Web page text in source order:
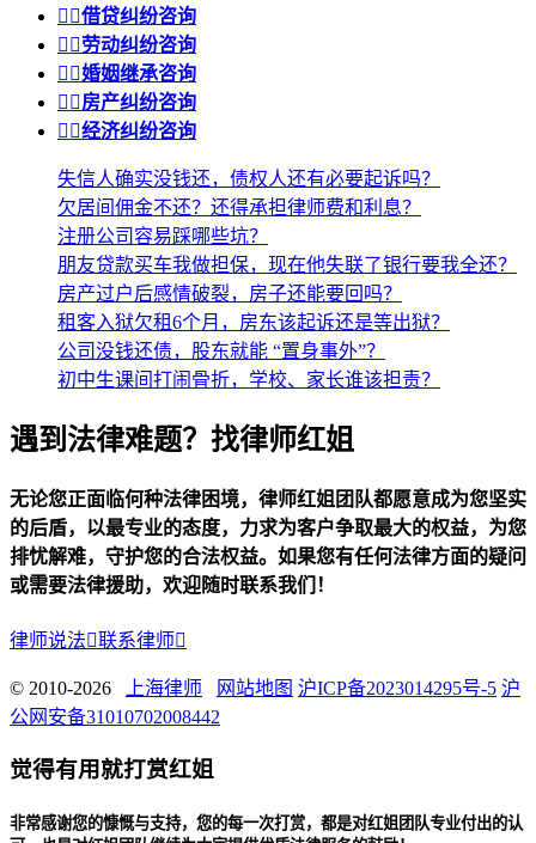
 借贷纠纷咨询
 劳动纠纷咨询
 婚姻继承咨询
 房产纠纷咨询
 经济纠纷咨询
失信人确实没钱还，债权人还有必要起诉吗？
欠居间佣金不还？还得承担律师费和利息？
注册公司容易踩哪些坑？
朋友贷款买车我做担保，现在他失联了银行要我全还？
房产过户后感情破裂，房子还能要回吗？
租客入狱欠租6个月，房东该起诉还是等出狱？
公司没钱还债，股东就能 “置身事外”？
初中生课间打闹骨折，学校、家长谁该担责？
遇到法律难题？找律师红姐
无论您正面临何种法律困境，律师红姐团队都愿意成为您坚实
的后盾，以最专业的态度，力求为客户争取最大的权益，为您
排忧解难，守护您的合法权益。如果您有任何法律方面的疑问
或需要法律援助，欢迎随时联系我们！
律师说法联系律师
© 2010-2026 上海律师 网站地图 沪ICP备2023014295号-5 沪
公网安备31010702008442
觉得有用就打赏红姐
非常感谢您的慷慨与支持，您的每一次打赏，都是对红姐团队专业付出的认